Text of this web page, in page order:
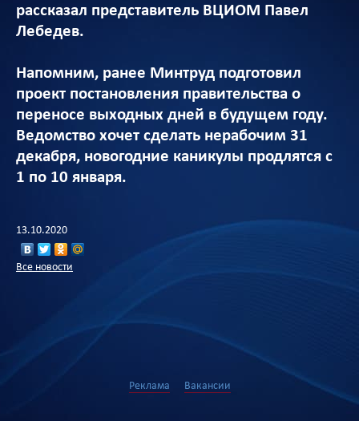
рассказал представитель ВЦИОМ Павел
Лебедев.
Напомним, ранее Минтруд подготовил
проект постановления правительства о
переносе выходных дней в будущем году.
Ведомство хочет сделать нерабочим 31
декабря, новогодние каникулы продлятся с
1 по 10 января.
13.10.2020
Все новости
Реклама Вакансии